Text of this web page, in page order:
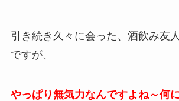
引き続き久々に会った、酒飲み友
ですが、
やっぱり無気力なんですよね～何